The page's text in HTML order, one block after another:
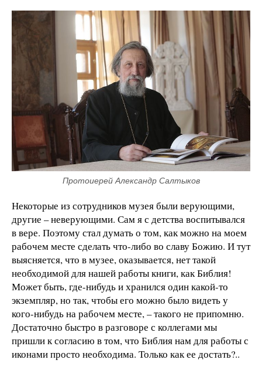
Протоиерей Александр Салтыков
Некоторые из сотрудников музея были верующими,
другие – неверующими. Сам я с детства воспитывался
в вере. Поэтому стал думать о том, как можно на моем
рабочем месте сделать что-либо во славу Божию. И тут
выясняется, что в музее, оказывается, нет такой
необходимой для нашей работы книги, как Библия!
Может быть, где-нибудь и хранился один какой-то
экземпляр, но так, чтобы его можно было видеть у
кого-нибудь на рабочем месте, – такого не припомню.
Достаточно быстро в разговоре с коллегами мы
пришли к согласию в том, что Библия нам для работы с
иконами просто необходима. Только как ее достать?..